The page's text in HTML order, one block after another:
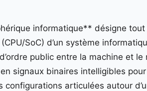
informatique** désigne tout
SoC) d’un système
public entre la machine et
signaux binaires intelligibles
configurations articulées autour